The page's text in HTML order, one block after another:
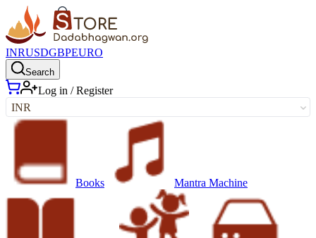
INRUSDGBPEURO
Search
Log in / Register
INR
Books Mantra Machine